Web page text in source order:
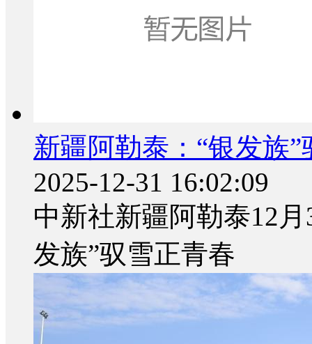
新疆阿勒泰：“银发族
2025-12-31 16:02:09
中新社新疆阿勒泰12
发族”驭雪正青春